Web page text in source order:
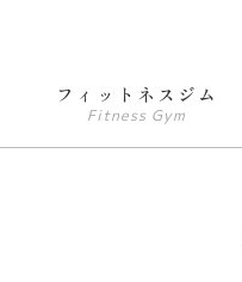
フィットネスジム
Fitness Gym